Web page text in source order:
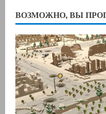
ВОЗМОЖНО, ВЫ